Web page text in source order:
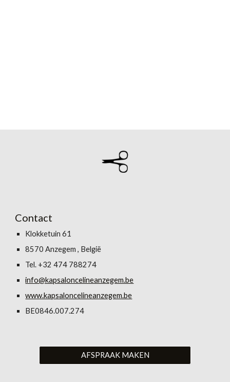
Contact
Klokketuin 61
8570 Anzegem , België
Tel. +32 474 788274
info@kapsaloncelineanzegem.be
www.kapsaloncelineanzegem.be
BE0846.007.274
AFSPRAAK MAKEN